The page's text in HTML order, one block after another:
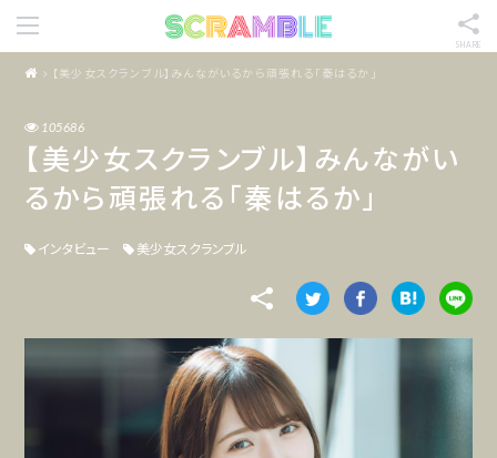
SHARE
【美少女スクランブル】みんながいるから頑張れる「秦はるか」
105686
【美少女スクランブル】みんながい
るから頑張れる「秦はるか」
インタビュー 美少女スクランブル